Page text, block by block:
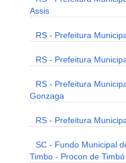
Assis
RS - Prefeitura
RS - Prefeitura
RS - Prefeitura
Gonzaga
RS - Prefeitura
SC - Fundo Municipal
Timbo - Procon de Timbó